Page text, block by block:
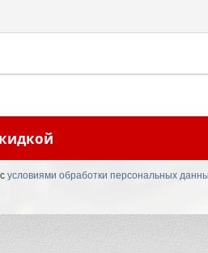
сусловиями обработки персональных